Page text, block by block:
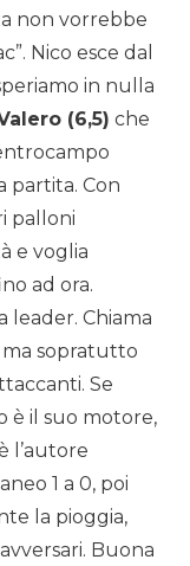
non vorrebbe
Nico esce dal
in nulla
(6,5) che
partita. Con
palloni
e voglia
ad ora.
leader. Chiama
ma sopratutto
Se
è il suo motore,
l’autore
1 a 0, poi
la pioggia,
Buona